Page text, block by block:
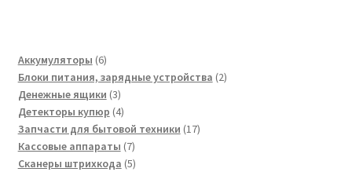
Аккумуляторы 66
товаров
Блоки питания, зарядные устройства 22
Денежные ящики 33
товара
Детекторы купюр 44
товара
Запчасти для бытовой техники 1717
Кассовые аппараты 77
товаров
Сканеры штрихкода 55